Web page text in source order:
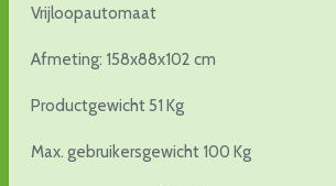
Vrijloopautomaat
Afmeting: 158x88x102 cm
Productgewicht 51 Kg
Max. gebruikersgewicht 100 Kg